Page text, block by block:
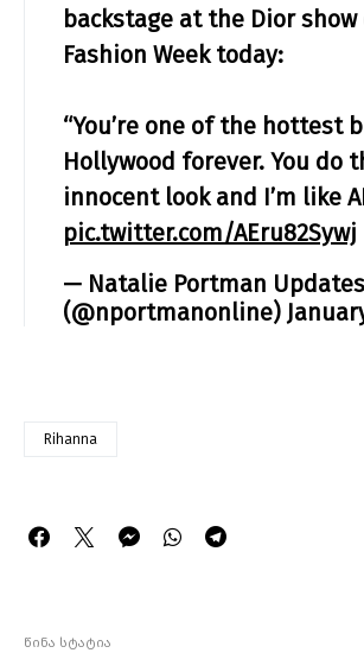
backstage at the Dior
Fashion Week today:
“You’re one of the hottest
Hollywood forever. You do
innocent look and I’m like
pic.twitter.com/AEru82Sywj
— Natalie Portman Updates
(@nportmanonline)
Rihanna
წინა სტატია